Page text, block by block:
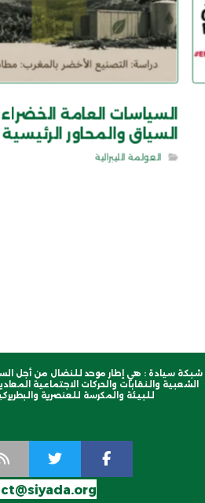
السياسات العامة
السياق والمحاور الرئيسية
العولمة الليبرالية
شبكة سيادة : هي إطار موحد للنضال من أجل
الشعبية والنقابات والحركات الاجتماعية
للبيئة والمكرسة للعنصرية